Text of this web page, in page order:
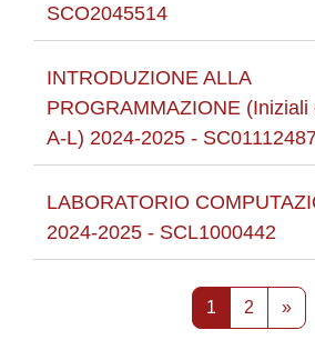
SCO2045514
INTRODUZIONE ALLA
PROGRAMMAZIONE (Iniziali
A-L) 2024-2025 -
LABORATORIO
2024-2025 - SCL1000442
1 Pagina 1
2Pagina 2
»